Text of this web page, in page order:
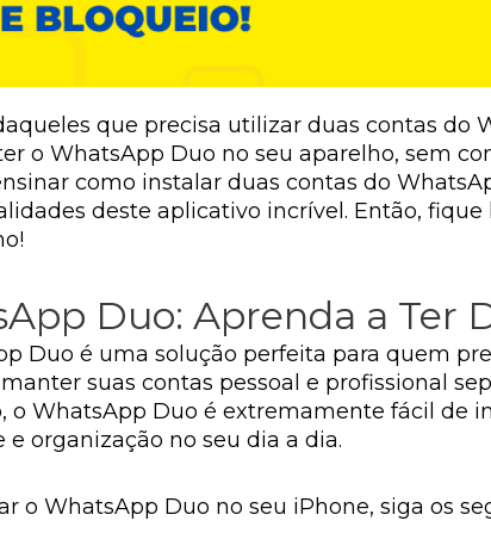
que precisa utilizar duas contas
o WhatsApp Duo no seu aparelho, sem
como instalar duas contas do
deste aplicativo incrível. Então,
Duo: Aprenda a Ter
Duo é uma solução perfeita para quem
suas contas pessoal e profissional
o WhatsApp Duo é extremamente fácil de
e organização no seu dia a dia.
o WhatsApp Duo no seu iPhone, siga os